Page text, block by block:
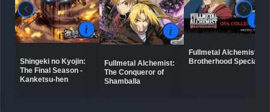
Shingeki no Kyojin:
The Final Season -
Kanketsu-hen
Fullmetal Alchemist:
The Conqueror of
Shamballa
Fullmetal Alchemist:
Brotherhood Specials